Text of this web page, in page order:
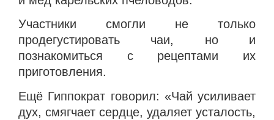
Участники смогли не только
продегустировать чаи, но и
познакомиться с рецептами их
приготовления.
Ещё Гиппократ говорил: «Чай усиливает
дух, смягчает сердце, удаляет усталость,